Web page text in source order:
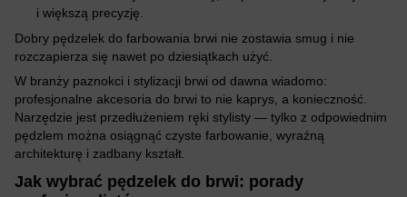
i większą precyzję.
Dobry pędzelek do farbowania brwi nie zostawia smug i nie
rozczapierza się nawet po dziesiątkach użyć.
W branży paznokci i stylizacji brwi od dawna wiadomo:
profesjonalne akcesoria do brwi to nie kaprys, a konieczność.
Narzędzie jest przedłużeniem ręki stylisty — tylko z odpowiednim
pędzlem można osiągnąć czyste farbowanie, wyraźną
architekturę i zadbany kształt.
Jak wybrać pędzelek do brwi: porady